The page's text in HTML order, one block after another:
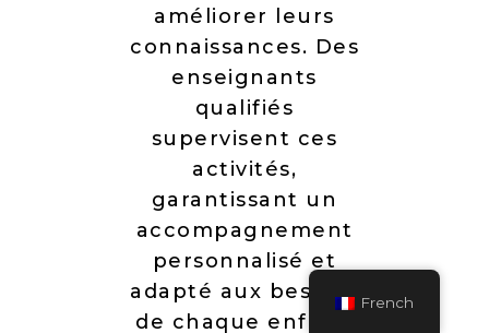
améliorer leurs
connaissances. Des
enseignants
qualifiés
supervisent ces
activités,
garantissant un
accompagnement
personnalisé et
adapté aux besoins
de chaque enfant.
French